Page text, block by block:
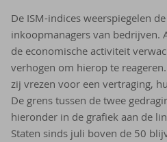
De ISM-indices weerspiegelen
inkoopmanagers van bedrijven.
de economische activiteit
verhogen om hierop te
zij vrezen voor een vertraging,
De grens tussen de twee
hieronder in de grafiek aan de
Staten sinds juli boven de 50